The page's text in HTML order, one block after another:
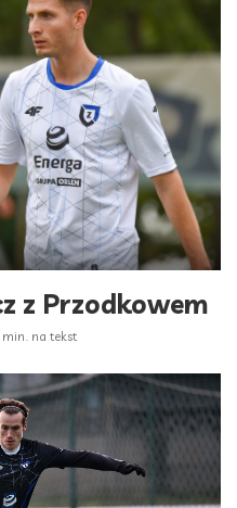
z Przodkowem
min. na tekst